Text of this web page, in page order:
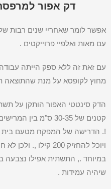
דק אפור
אפשר לומר שאחריי שנים רבות
עם מאות ואלפיי פרוייקטים .
עם זאת זה ללא ספק הייתה
מחוץ לקופסא על מנת שהתוצאה
הדק סינטטי האפור הותקן על
!. הדרישה של המפקח מטעם בית
ויוכל להחזיק 200
במיוחד ., התשתית אפילו נצבעה
שיהיה עמידות .